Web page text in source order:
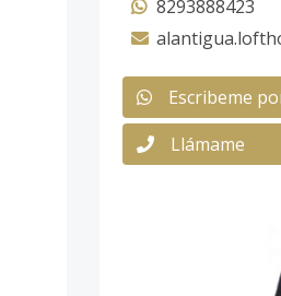
8293888423
Escribeme
Llámame